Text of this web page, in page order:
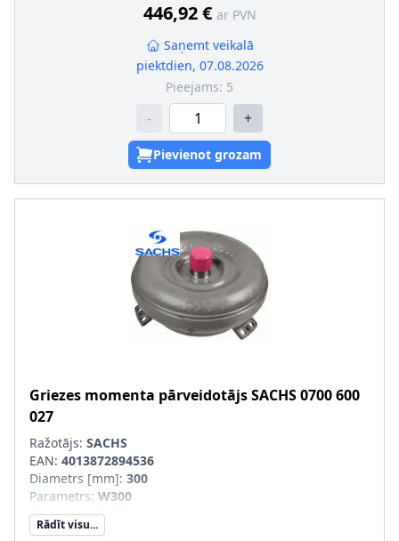
446,92 € ar PVN
Saņemt veikalā
piektdien, 07.08.2026
Pieejams: 5
- +
Pievienot grozam
Griezes momenta pārveidotājsSACHS0700 600
027
Ražotājs: SACHS
EAN: 4013872894536
Diametrs [mm]: 300
Parametrs: W300
Aizvietojamā daļa
SVHC:Informācija nav pieejama, lūdzu, griezieties pie
Rādīt visu...